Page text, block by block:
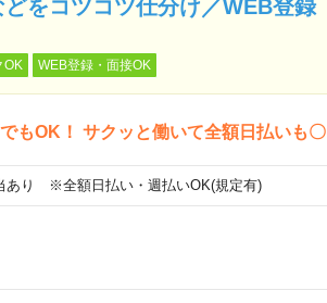
をコツコツ仕分け／WEB登録
OK WEB登録・面接OK
もOK！ サクッと働いて全額日払いも〇
あり ※全額日払い・週払いOK(規定有)